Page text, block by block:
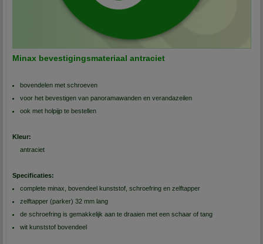
Minax bevestigingsmateriaal antraciet
bovendelen met schroeven
voor het bevestigen van panoramawanden en verandazeilen
ook met holpijp te bestellen
Kleur:
antraciet
Specificaties:
complete minax, bovendeel kunststof, schroefring en zelftapper
zelftapper (parker) 32 mm lang
de schroefring is gemakkelijk aan te draaien met een schaar of tang
wit kunststof bovendeel